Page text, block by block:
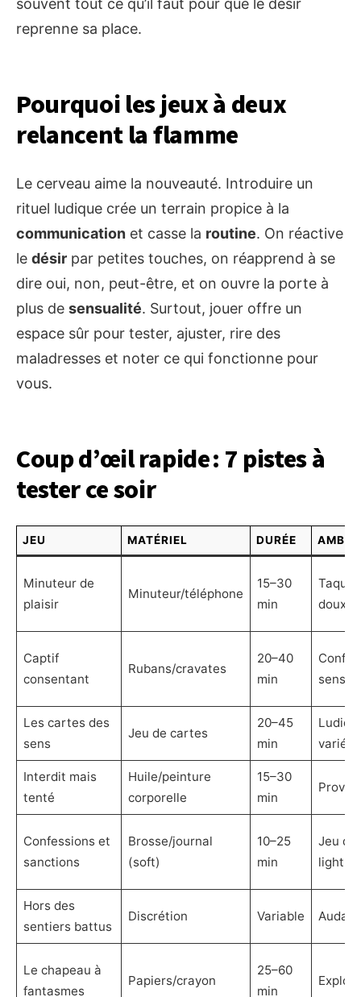
souvent tout ce qu’il faut pour que le désir
reprenne sa place.
Pourquoi les jeux à deux
relancent la flamme
Le cerveau aime la nouveauté. Introduire un
rituel ludique crée un terrain propice à la
communication et casse la routine. On réactive
le désir par petites touches, on réapprend à se
dire oui, non, peut-être, et on ouvre la porte à
plus de sensualité. Surtout, jouer offre un
espace sûr pour tester, ajuster, rire des
maladresses et noter ce qui fonctionne pour
vous.
Coup d’œil rapide : 7 pistes à
tester ce soir
JEU MATÉRIEL DURÉE
Minuteur de
plaisir
Minuteur/téléphone
15–30
min
Taquin,
doux
Captif
consentant
Rubans/cravates
20–40
min
Les cartes des
sens
Jeu de cartes
20–45
min
varié
Interdit mais
tenté
Huile/peinture
corporelle
15–30
min
Confessions et
sanctions
Brosse/journal
(soft)
10–25
min
Jeu de
light
Hors des
sentiers battus
Discrétion Variable
Le chapeau à
fantasmes
Papiers/crayon
25–60
min